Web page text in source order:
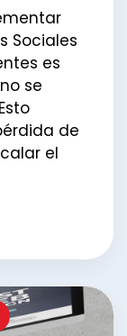
Sociales
es
se
de
el